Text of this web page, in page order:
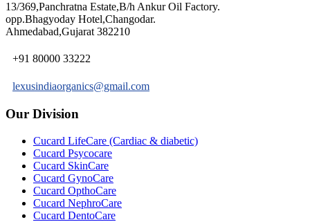
13/369,Panchratna Estate,B/h Ankur Oil Factory.
opp.Bhagyoday Hotel,Changodar.
Ahmedabad,Gujarat 382210
+91 80000 33222
lexusindiaorganics@gmail.com
Our Division
Cucard LifeCare (Cardiac & diabetic)
Cucard Psycocare
Cucard SkinCare
Cucard GynoCare
Cucard OpthoCare
Cucard NephroCare
Cucard DentoCare